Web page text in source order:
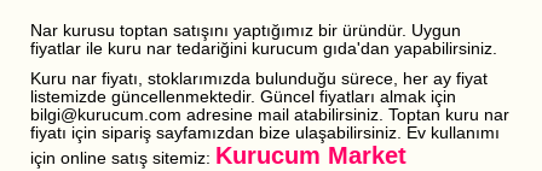
Nar kurusu toptan satışını yaptığımız bir üründür. Uygun
fiyatlar ile kuru nar tedariğini kurucum gıda'dan yapabilirsiniz.
Kuru nar fiyatı, stoklarımızda bulunduğu sürece, her ay fiyat
listemizde güncellenmektedir. Güncel fiyatları almak için
bilgi@kurucum.com adresine mail atabilirsiniz. Toptan kuru nar
fiyatı için sipariş sayfamızdan bize ulaşabilirsiniz. Ev kullanımı
için online satış sitemiz: Kurucum Market